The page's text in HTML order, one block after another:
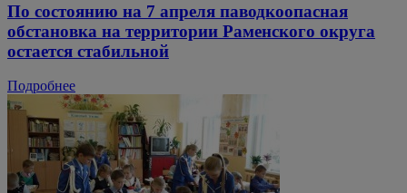
По состоянию на 7 апреля паводкоопасная
обстановка на территории Раменского округа
остается стабильной
Подробнее